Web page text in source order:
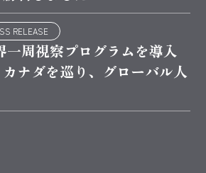
RELEASE
一周視察プログラムを導入
ナダを巡り、グローバル人